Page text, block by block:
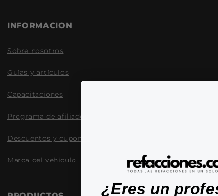
INFORMACION
Sobre nosotros
Guías y artículos
Capacitaciones
Programa de afiliados
Descuentos y cupones
Marca del vehículo
¿Eres un